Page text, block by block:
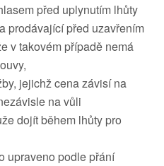
před uplynutím lhůty
prodávající před uzavřením
v takovém případě nemá
jejichž cena závisí na
na vůli
dojít během lhůty pro
upraveno podle přání